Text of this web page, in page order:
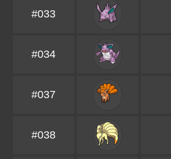
#033
#034
#037
#038